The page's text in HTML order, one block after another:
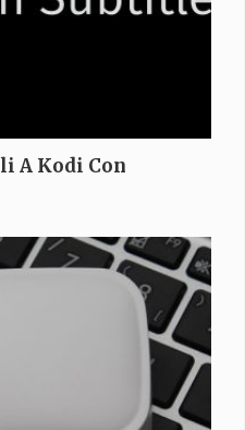
A Kodi Con